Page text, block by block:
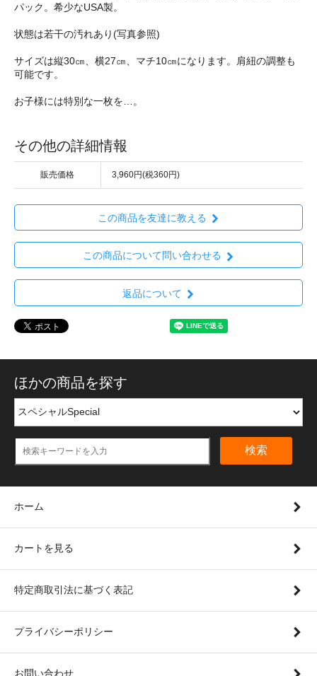
パック。希少なUSA製。
状態は若干の汚れあり(写真参照)
サイズは縦30㎝、横27㎝、マチ10㎝になります。肩紐の調整も
可能です。
お子様には特別な一枚を…。
その他の詳細情報
販売価格 3,960円(税360円)
この商品を友達に教える
この商品について問い合わせる
返品について
ほかの商品を探す
検索
ホーム
カートを見る
特定商取引法に基づく表記
プライバシーポリシー
お問い合わせ